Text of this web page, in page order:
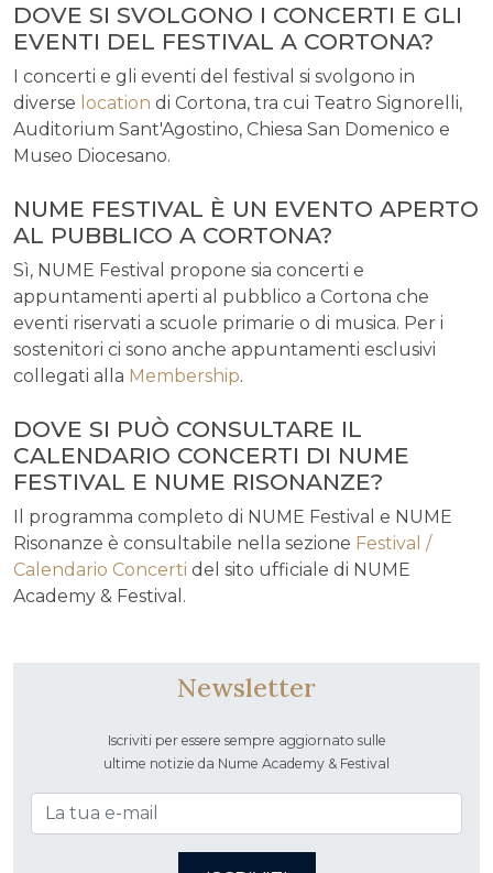
DOVE SI SVOLGONO I CONCERTI E GLI
EVENTI DEL FESTIVAL A CORTONA?
I concerti e gli eventi del festival si svolgono in
diverse location di Cortona, tra cui Teatro Signorelli,
Auditorium Sant'Agostino, Chiesa San Domenico e
Museo Diocesano.
NUME FESTIVAL È UN EVENTO APERTO
AL PUBBLICO A CORTONA?
Sì, NUME Festival propone sia concerti e
appuntamenti aperti al pubblico a Cortona che
eventi riservati a scuole primarie o di musica. Per i
sostenitori ci sono anche appuntamenti esclusivi
collegati alla Membership.
DOVE SI PUÒ CONSULTARE IL
CALENDARIO CONCERTI DI NUME
FESTIVAL E NUME RISONANZE?
Il programma completo di NUME Festival e NUME
Risonanze è consultabile nella sezione Festival /
Calendario Concerti del sito ufficiale di NUME
Academy & Festival.
Newsletter
Iscriviti per essere sempre aggiornato sulle
ultime notizie da Nume Academy & Festival